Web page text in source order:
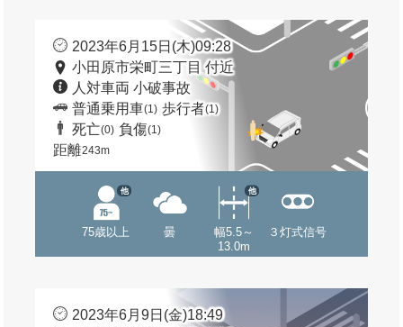
2023年6月15日(木)09:28
小田原市栄町三丁目 付近
人対車両 小破事故
普通乗用車(1) 歩行者(1)
死亡(0) 負傷(1)
距離243m
75歳以上
他
曇
幅5.5～
13.0m
他
３灯式信号
2023年6月9日(金)18:49